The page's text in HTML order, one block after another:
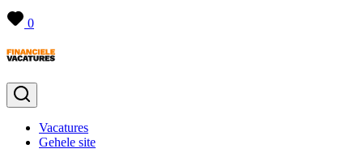
0
Vacatures
Gehele site